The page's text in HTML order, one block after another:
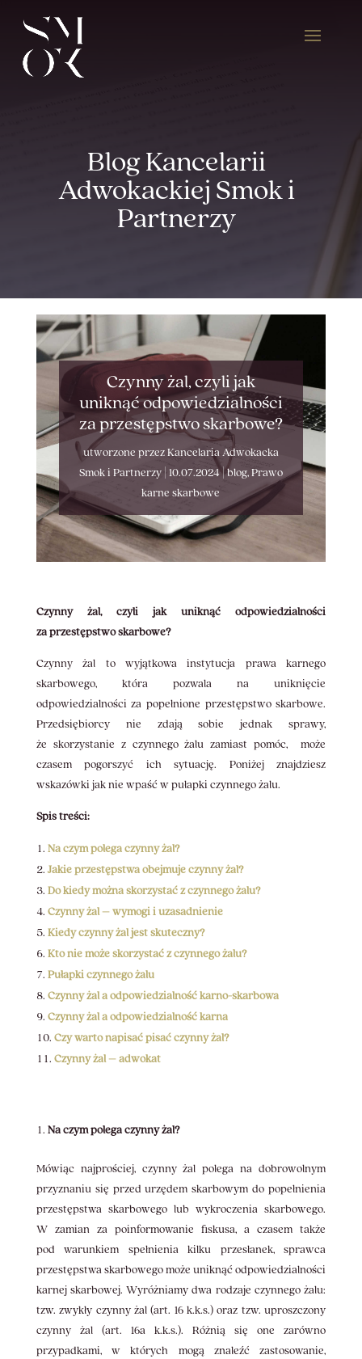
Blog Kancelarii
Adwokackiej Smok i
Partnerzy
Czynny żal, czyli jak
uniknąć odpowiedzialności
za przestępstwo skarbowe?
utworzone przezKancelaria Adwokacka
Smok i Partnerzy| 10.07.2024|blog,Prawo
karne skarbowe
Czynny żal, czyli jak uniknąć odpowiedzialności
za przestępstwo skarbowe?
Czynny żal to wyjątkowa instytucja prawa karnego
skarbowego, która pozwala na uniknięcie
odpowiedzialności za popełnione przestępstwo skarbowe.
Przedsiębiorcy nie zdają sobie jednak sprawy,
że skorzystanie z czynnego żalu zamiast pomóc, może
czasem pogorszyć ich sytuację. Poniżej znajdziesz
wskazówki jak nie wpaść w pułapki czynnego żalu.
Spis treści:
Na czym polega czynny żal?
Jakie przestępstwa obejmuje czynny żal?
Do kiedy można skorzystać z czynnego żalu?
Czynny żal – wymogi i uzasadnienie
Kiedy czynny żal jest skuteczny?
Kto nie może skorzystać z czynnego żalu?
Pułapki czynnego żalu
Czynny żal a odpowiedzialność karno-skarbowa
Czynny żal a odpowiedzialność karna
Czy warto napisać pisać czynny żal?
Czynny żal – adwokat
Na czym polega czynny żal?
Mówiąc najprościej, czynny żal polega na dobrowolnym
przyznaniu się przed urzędem skarbowym do popełnienia
przestępstwa skarbowego lub wykroczenia skarbowego.
W zamian za poinformowanie fiskusa, a czasem także
pod warunkiem spełnienia kilku przesłanek, sprawca
przestępstwa skarbowego może uniknąć odpowiedzialności
karnej skarbowej. Wyróżniamy dwa rodzaje czynnego żalu:
tzw. zwykły czynny żal (art. 16 k.k.s.) oraz tzw. uproszczony
czynny żal (art. 16a k.k.s.). Różnią się one zarówno
przypadkami, w których mogą znaleźć zastosowanie,